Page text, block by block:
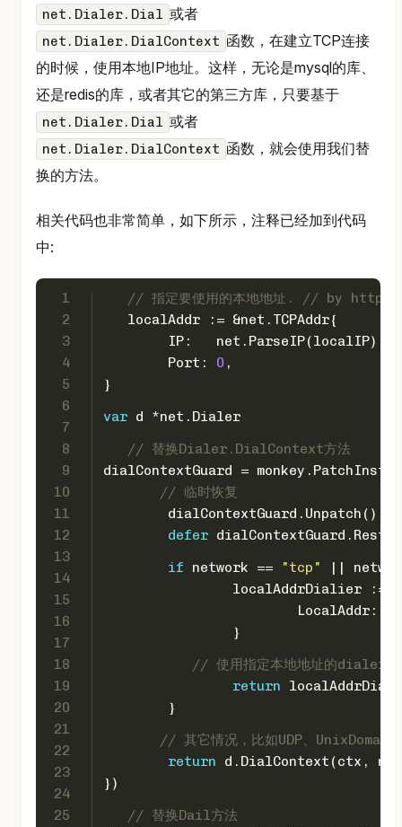
net.Dialer.Dial 或者
net.Dialer.DialContext 函数，在建立TCP连接
的时候，使用本地IP地址。这样，无论是mysql的库、
还是redis的库，或者其它的第三方库，只要基于
net.Dialer.Dial 或者
net.Dialer.DialContext 函数，就会使用我们替
换的方法。
相关代码也非常简单，如下所示，注释已经加到代码
中:
1
2
3
4
5
6
7
8
9
10
11
12
13
14
15
16
17
18
19
20
21
22
23
24
25
// 指定要使用的本地地址. // by
   localAddr := &net.TCPAddr{
	IP:   net.ParseIP(localIP),
	Port:
0 ,
}
var d *net.Dialer
// 替换Dialer.DialContext方法
dialContextGuard =
// 临时恢复
	dialContextGuard.Unpatch()
defer
if network == "tcp"
||
localAddrDialier :=
LocalAddr:
		}
// 使用指定本地地址的dialer
return
	}
// 其它情况，比如UDP、UnixDomain
return d.DialContext(ctx,
})
// 替换Dail方法